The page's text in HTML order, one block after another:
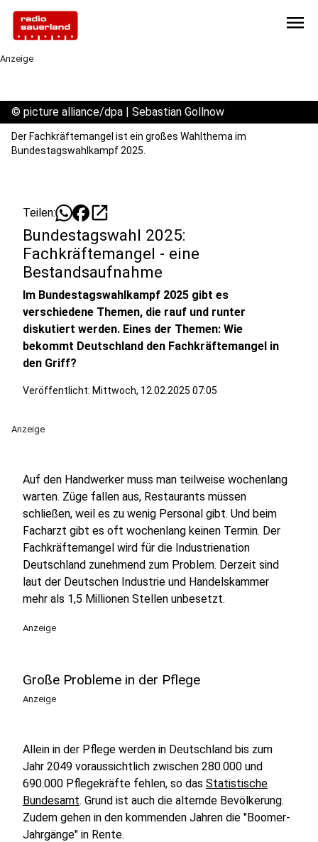
menu
Anzeige
© picture alliance/dpa | Sebastian Gollnow
Der Fachkräftemangel ist ein großes Wahlthema im
Bundestagswahlkampf 2025.
Teilen: open_in_new
Bundestagswahl 2025:
Fachkräftemangel - eine
Bestandsaufnahme
Im Bundestagswahlkampf 2025 gibt es
verschiedene Themen, die rauf und runter
diskutiert werden. Eines der Themen: Wie
bekommt Deutschland den Fachkräftemangel in
den Griff?
Veröffentlicht: Mittwoch, 12.02.2025 07:05
Anzeige
Auf den Handwerker muss man teilweise wochenlang
warten. Züge fallen aus, Restaurants müssen
schließen, weil es zu wenig Personal gibt. Und beim
Facharzt gibt es oft wochenlang keinen Termin. Der
Fachkräftemangel wird für die Industrienation
Deutschland zunehmend zum Problem. Derzeit sind
laut der Deutschen Industrie und Handelskammer
mehr als 1,5 Millionen Stellen unbesetzt.
Anzeige
Große Probleme in der Pflege
Anzeige
Allein in der Pflege werden in Deutschland bis zum
Jahr 2049 voraussichtlich zwischen 280.000 und
690.000 Pflegekräfte fehlen, so das Statistische
Bundesamt. Grund ist auch die alternde Bevölkerung.
Zudem gehen in den kommenden Jahren die "Boomer-
Jahrgänge" in Rente.